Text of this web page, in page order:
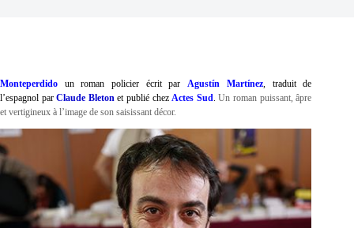
Monteperdido un roman policier écrit parAgustín Martínez, traduit de
l’espagnol parClaude Bletonet publié chezActes Sud.Un roman puissant, âpre
et vertigineux à l’image de son saisissant décor.